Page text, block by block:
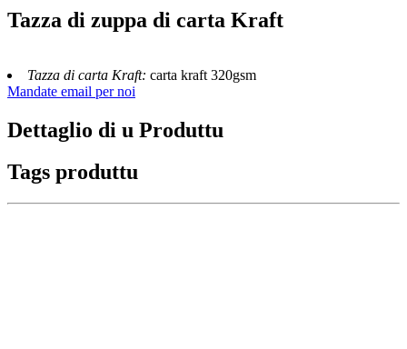
Tazza di zuppa di carta Kraft
Tazza di carta Kraft: carta kraft 320gsm
Mandate email per noi
Dettaglio di u Produttu
Tags produttu